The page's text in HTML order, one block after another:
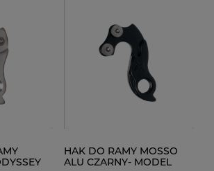
HAK DO RAMY MOSSO
ALU CZARNY- MODEL